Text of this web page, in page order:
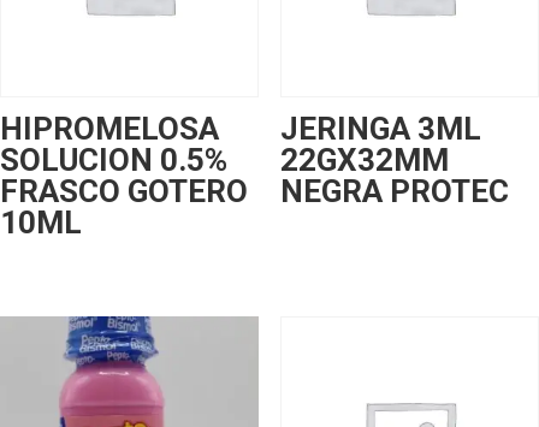
HIPROMELOSA
SOLUCION 0.5%
FRASCO GOTERO
10ML
JERINGA 3ML
22GX32MM
NEGRA PROTEC